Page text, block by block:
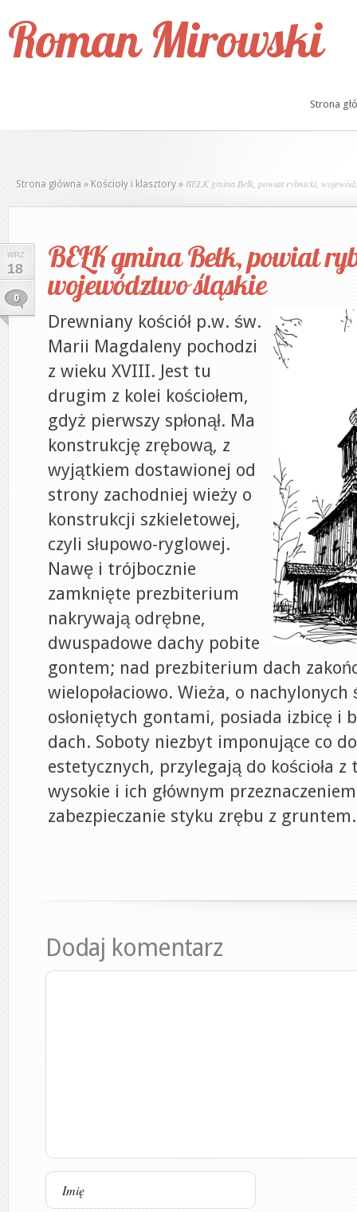
Roman Mirowski
Strona
Strona główna » Kościoły i klasztory » BEŁK gmina Bełk, powiat rybnicki,
WRZ
18
0
BEŁK gmina Bełk, powiat
województwo śląskie
Drewniany kościół p.w. św.
Marii Magdaleny pochodzi
z wieku XVIII. Jest tu
drugim z kolei kościołem,
gdyż pierwszy spłonął. Ma
konstrukcję zrębową, z
wyjątkiem dostawionej od
strony zachodniej wieży o
konstrukcji szkieletowej,
czyli słupowo-ryglowej.
Nawę i trójbocznie
zamknięte prezbiterium
nakrywają odrębne,
dwuspadowe dachy pobite
gontem; nad prezbiterium dach
wielopołaciowo. Wieża, o nachylonych
osłoniętych gontami, posiada izbicę i
dach. Soboty niezbyt imponujące co
estetycznych, przylegają do kościoła
wysokie i ich głównym przeznaczeniem
zabezpieczanie styku zrębu z gruntem.
Dodaj komentarz